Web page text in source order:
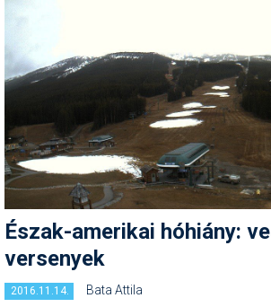
Észak-amerikai hóhiány:
versenyek
2016.11.14. Bata Attila